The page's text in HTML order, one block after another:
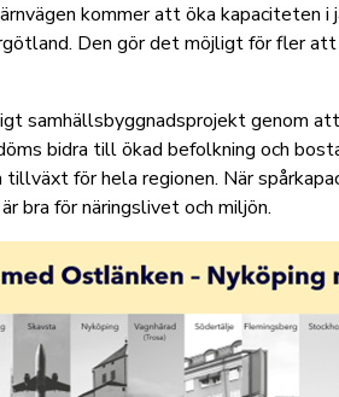
kommer att öka kapaciteten
Den gör det möjligt för fler
samhällsbyggnadsprojekt genom
bidra till ökad befolkning och
för hela regionen. När
bra för näringslivet och miljön.